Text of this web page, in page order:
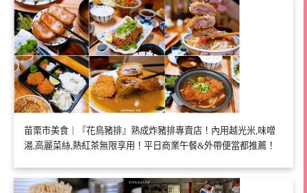
苗栗市美食｜『花鳥豬排』熟成炸豬排專賣店！內用越光米,味噌
湯,高麗菜絲,熱紅茶無限享用！平日商業午餐&外帶便當都推薦！